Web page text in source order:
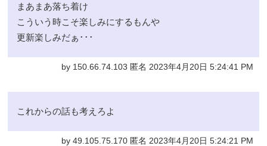
まあまあ落ち着け
こういう時こそ楽しみにするもんや
更新楽しみだぁ･･･
by 150.66.74.103 匿名 2023年4月20日 5:24:41 PM
これからの話も考えろよ
by 49.105.75.170 匿名 2023年4月20日 5:24:21 PM